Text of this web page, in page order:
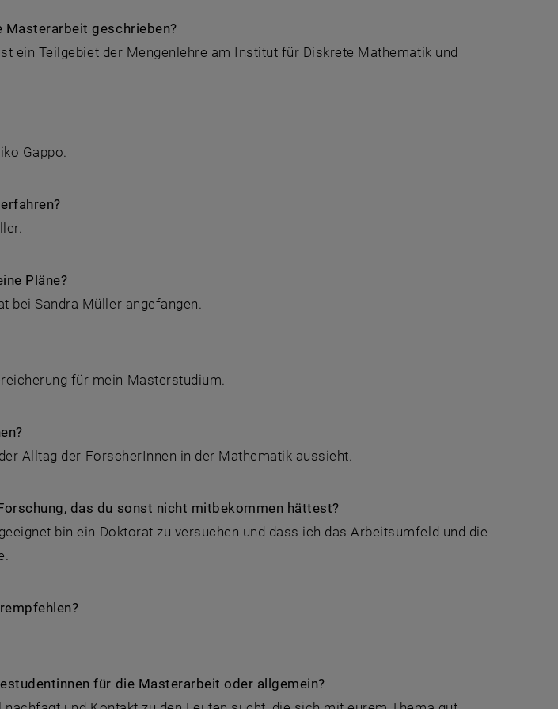
Masterarbeit geschrieben?
ein Teilgebiet der Mengenlehre am Institut für Diskrete Mathematik und
Gappo.
Pläne?
bei Sandra Müller angefangen.
für mein Masterstudium.
Alltag der ForscherInnen in der Mathematik aussieht.
das du sonst nicht mitbekommen hättest?
bin ein Doktorat zu versuchen und dass ich das Arbeitsumfeld und die
für die Masterarbeit oder allgemein?